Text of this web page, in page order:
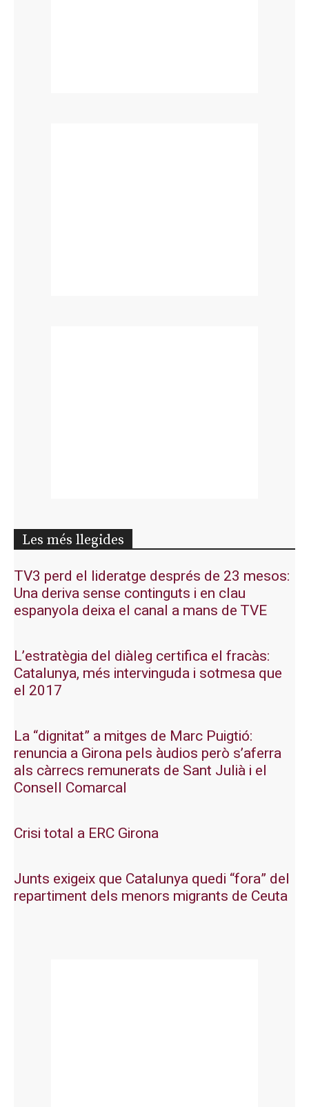
Les més llegides
TV3 perd el lideratge després de 23 mesos:
Una deriva sense continguts i en clau
espanyola deixa el canal a mans de TVE
L’estratègia del diàleg certifica el fracàs:
Catalunya, més intervinguda i sotmesa que
el 2017
La “dignitat” a mitges de Marc Puigtió:
renuncia a Girona pels àudios però s’aferra
als càrrecs remunerats de Sant Julià i el
Consell Comarcal
Crisi total a ERC Girona
Junts exigeix que Catalunya quedi “fora” del
repartiment dels menors migrants de Ceuta